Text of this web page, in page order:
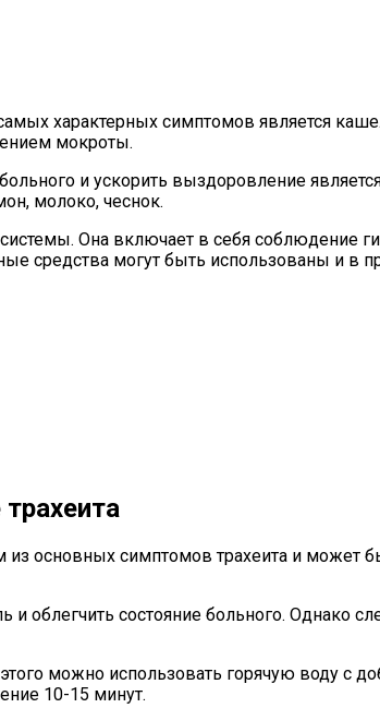
характерных симптомов является
мокроты.
и ускорить выздоровление
молоко, чеснок.
Она включает в себя соблюдение
средства могут быть использованы и в
из основных симптомов трахеита и может
облегчить состояние больного. Однако
можно использовать горячую воду с
10-15 минут.